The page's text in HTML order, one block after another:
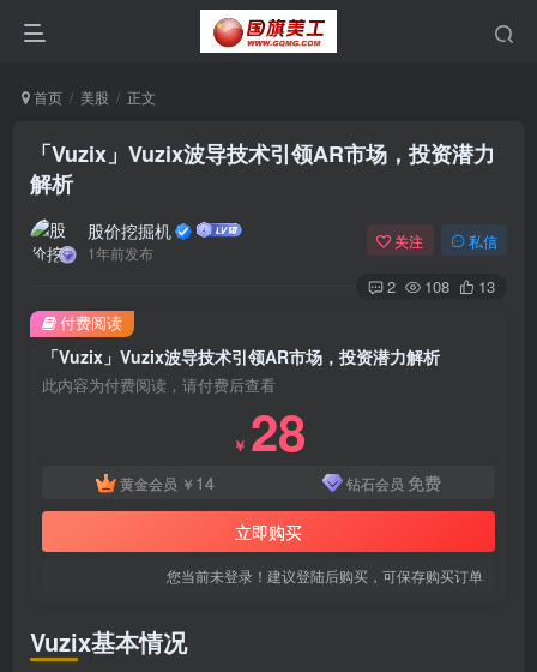
首页 美股 正文
「Vuzix」Vuzix波导技术引领AR市场，投资潜力
解析
股价挖掘机
1年前发布
关注 私信
2 108 13
「Vuzix」Vuzix波导技术引领AR市场，投资潜力解析
此内容为付费阅读，请付费后查看
￥ 28
黄金会员 ￥ 14 钻石会员 免费
立即购买
您当前未登录！建议登陆后购买，可保存购买订单
付费阅读
Vuzix基本情况